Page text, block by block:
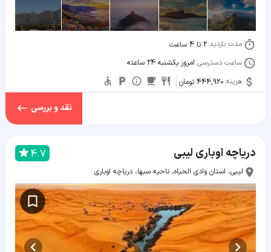
مدت بازدید:2 تا 4 ساعت
ساعت دسترسی:امروز یکشنبه 24 ساعته
هزینه:444,920 تومان
نقد و بررسی
دریاچه اوباری لیبی 4.7
لیبی، استان وادی الحیاه، ناحیه سبها، دریاچه اوباری